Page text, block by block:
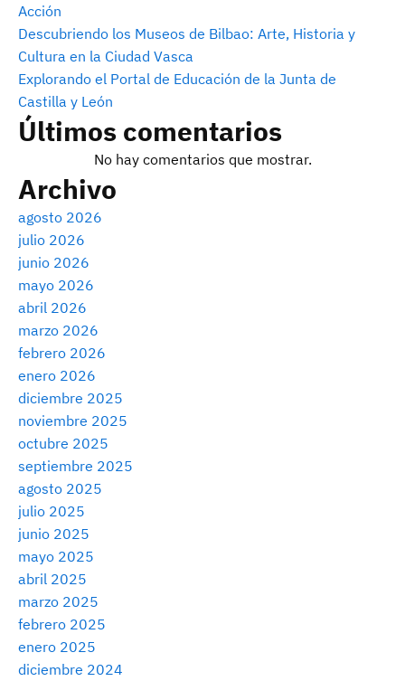
Acción
Descubriendo los Museos de Bilbao: Arte, Historia y
Cultura en la Ciudad Vasca
Explorando el Portal de Educación de la Junta de
Castilla y León
Últimos comentarios
No hay comentarios que mostrar.
Archivo
agosto 2026
julio 2026
junio 2026
mayo 2026
abril 2026
marzo 2026
febrero 2026
enero 2026
diciembre 2025
noviembre 2025
octubre 2025
septiembre 2025
agosto 2025
julio 2025
junio 2025
mayo 2025
abril 2025
marzo 2025
febrero 2025
enero 2025
diciembre 2024